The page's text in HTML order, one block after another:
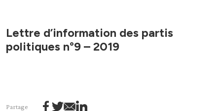
Lettre d’information des partis
politiques n°9 – 2019
Partage